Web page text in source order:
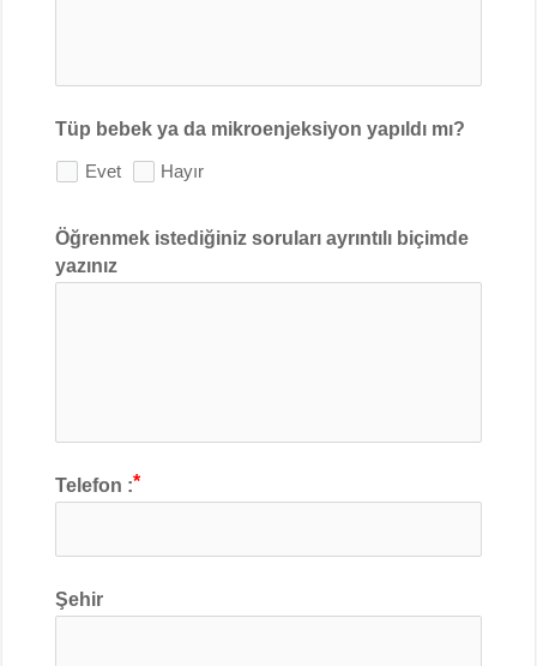
Tüp bebek ya da mikroenjeksiyon yapıldı mı?
Evet Hayır
Öğrenmek istediğiniz soruları ayrıntılı biçimde
yazınız
Telefon :
Şehir